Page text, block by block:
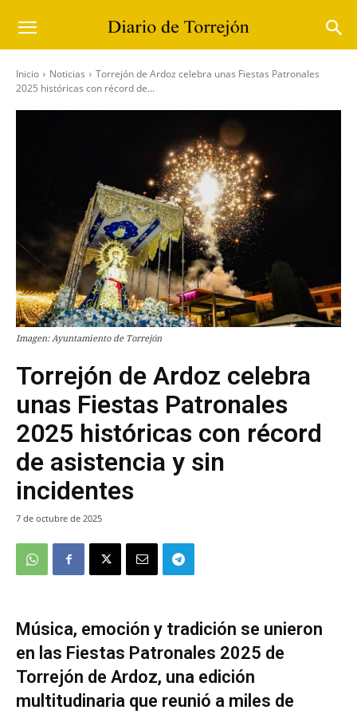
Inicio Noticias
Torrejón de Ardoz celebra unas Fiestas Patronales
2025 históricas con récord de...
Imagen: Ayuntamiento de Torrejón
Torrejón de Ardoz celebra
unas Fiestas Patronales
2025 históricas con récord
de asistencia y sin
incidentes
7 de octubre de 2025
Música, emoción y tradición se unieron
en las Fiestas Patronales 2025 de
Torrejón de Ardoz, una edición
multitudinaria que reunió a miles de